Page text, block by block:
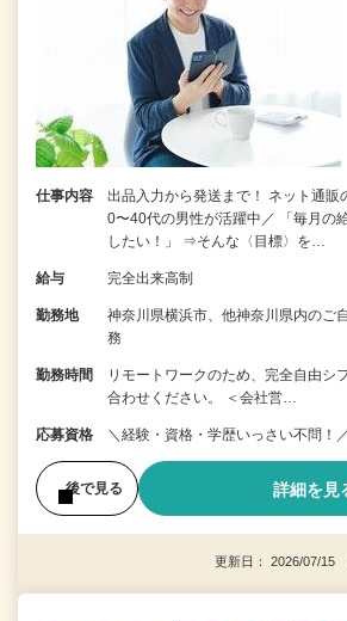
仕事内容
出品入力から発送まで！ ネット通
0〜40代の男性が活躍中／ 「毎月の
したい！」 ⇒そんな〈目標〉を…
給与 完全出来高制
勤務地
神奈川県横浜市、他神奈川県内の
務
勤務時間
リモートワークのため、完全自由シ
合わせください。 ＜会社営…
応募資格 ＼経験・資格・学歴いっさい不問！／
後で見る 詳細を見
更新日： 2026/07/15